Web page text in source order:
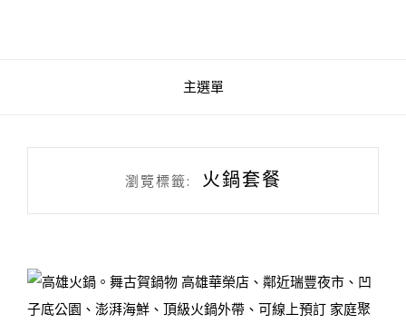
主選單
瀏覽標籤: 火鍋套餐